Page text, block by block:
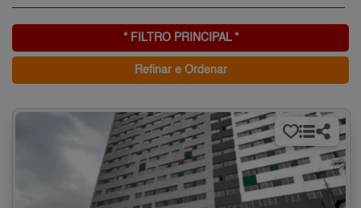
* FILTRO PRINCIPAL *
Refinar e Ordenar